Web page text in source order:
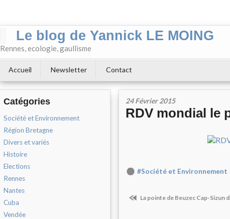
Le blog de Yannick LE MOING
Rennes, ecologie, gaullisme
Accueil Newsletter Contact
Catégories
Société et Environnement
Région Bretagne
Divers et variés
Histoire
Elections
Rennes
Nantes
Cuba
Vendée
24 Février 2015
RDV mondial le
#Société et Environnement
La pointe de Beuzec Cap-Sizun